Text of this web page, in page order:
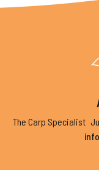
The Carp Specialist